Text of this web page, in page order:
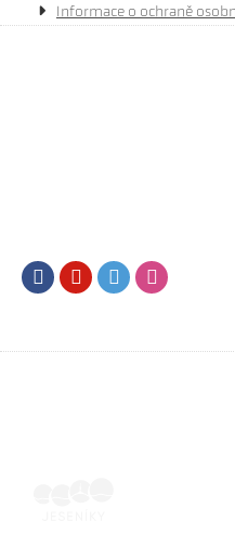
Informace o ochraně
FacebookYoutubeTwitter